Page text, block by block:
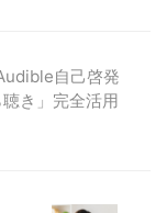
自己啓発
き」完全活用